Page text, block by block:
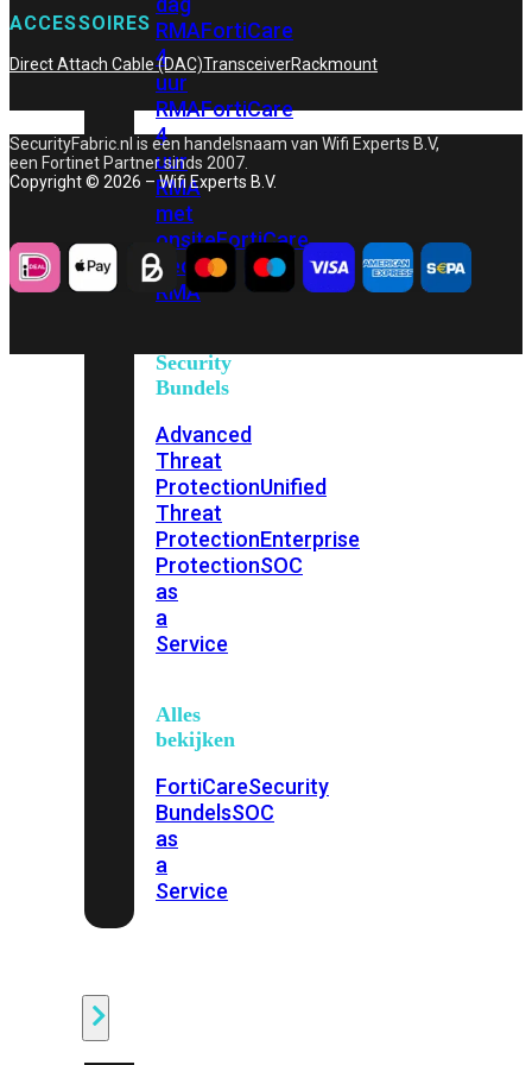
RMAFortiCare
4
uur
RMAFortiCare
4
uur
RMA
met
onsiteFortiCare
Secure
RMA
Security
Bundels
Advanced
Threat
ProtectionUnified
Threat
ProtectionEnterprise
ProtectionSOC
as
a
Service
Alles
bekijken
FortiCareSecurity
BundelsSOC
as
a
Service
ACCESSOIRES
Direct Attach Cable (DAC)TransceiverRackmount
SecurityFabric.nl is een handelsnaam van Wifi Experts B.V,
een Fortinet Partner sinds 2007.
Copyright © 2026 – Wifi Experts B.V.